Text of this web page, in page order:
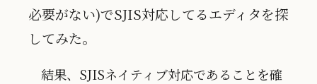
必要がない)でSJIS対応してるエディタを探
してみた。
結果、SJISネイティブ対応であることを確